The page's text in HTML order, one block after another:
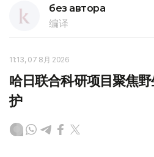
без автора
编译
11:13, 07 8月 2026
哈日联合科研项目聚焦
护